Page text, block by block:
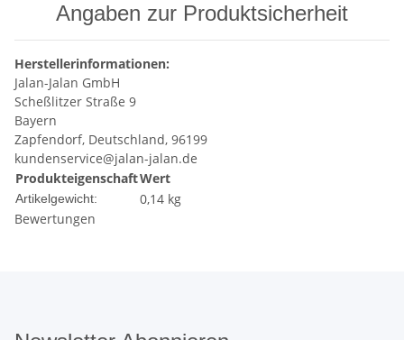
Angaben zur Produktsicherheit
Herstellerinformationen:
Jalan-Jalan GmbH
Scheßlitzer Straße 9
Bayern
Zapfendorf, Deutschland, 96199
kundenservice@jalan-jalan.de
ProdukteigenschaftWert
Artikelgewicht: 0,14 kg
Bewertungen